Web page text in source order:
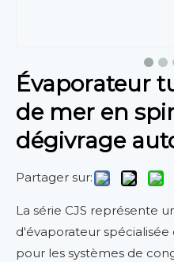
Évaporateur
de mer en
dégivrage
Partager sur:
La série CJS représente
d'évaporateur
pour les systèmes de